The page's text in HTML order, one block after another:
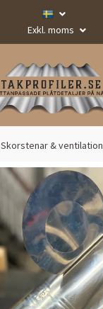
Exkl. moms
Skorstenar & ventilation